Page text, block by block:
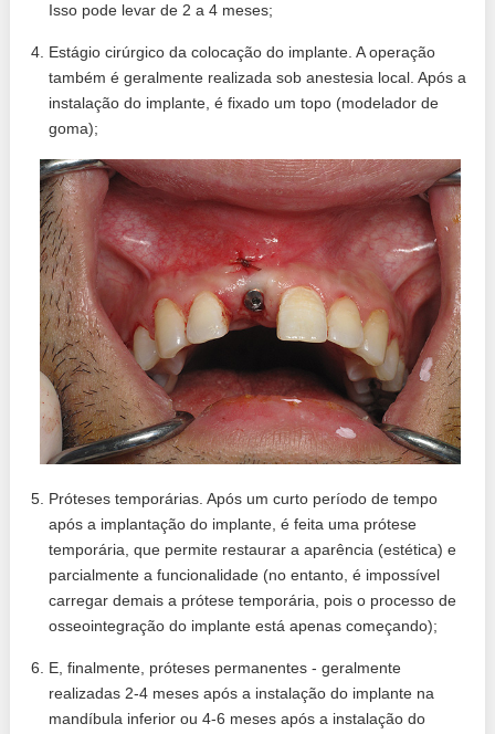
Isso pode levar de 2 a 4 meses;
Estágio cirúrgico da colocação do implante. A operação
também é geralmente realizada sob anestesia local. Após a
instalação do implante, é fixado um topo (modelador de
goma);
Próteses temporárias. Após um curto período de tempo
após a implantação do implante, é feita uma prótese
temporária, que permite restaurar a aparência (estética) e
parcialmente a funcionalidade (no entanto, é impossível
carregar demais a prótese temporária, pois o processo de
osseointegração do implante está apenas começando);
E, finalmente, próteses permanentes - geralmente
realizadas 2-4 meses após a instalação do implante na
mandíbula inferior ou 4-6 meses após a instalação do